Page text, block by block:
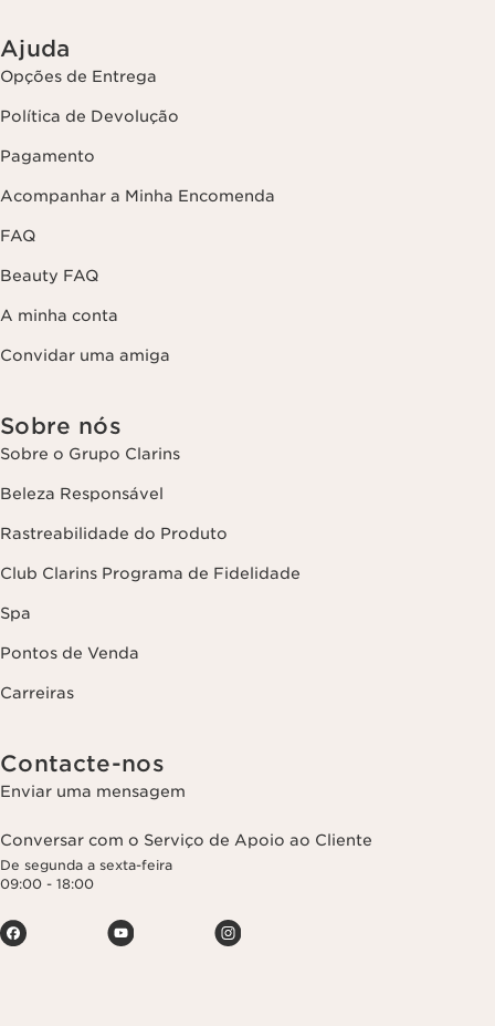
Ajuda
Opções de Entrega
Política de Devolução
Pagamento
Acompanhar a Minha Encomenda
FAQ
Beauty FAQ
A minha conta
Convidar uma amiga
Sobre nós
Sobre o Grupo Clarins
Beleza Responsável
Rastreabilidade do Produto
Club Clarins Programa de Fidelidade
Spa
Pontos de Venda
Carreiras
Contacte-nos
Enviar uma mensagem
Conversar com o Serviço de Apoio ao Cliente
De segunda a sexta-feira
09:00 - 18:00